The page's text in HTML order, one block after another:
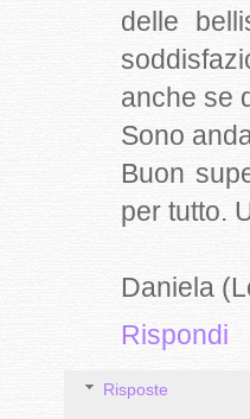
delle
anche se
Sono
Buon
per tutto.
Daniela
Rispondi
Risposte